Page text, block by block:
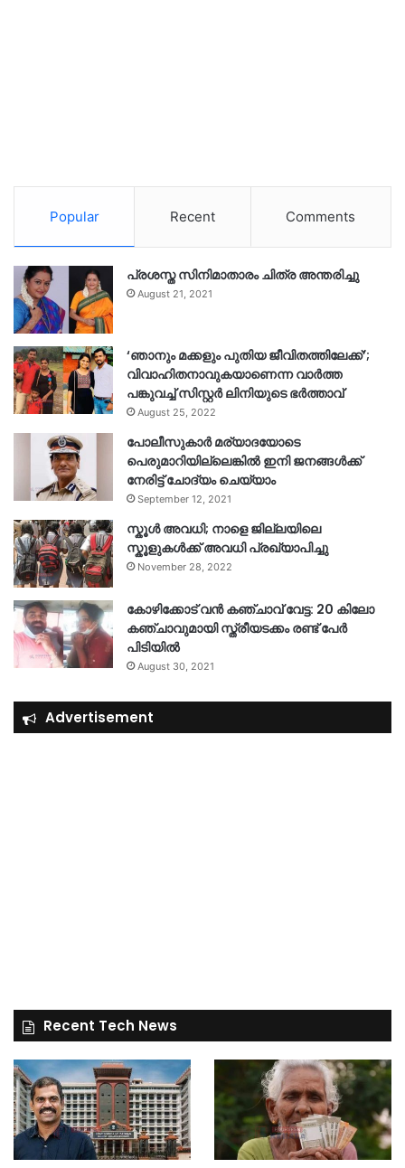
Popular Recent Comments
പ്രശസ്ത സിനിമാതാരം ചിത്ര അന്തരിച്ചു
August 21, 2021
‘ഞാനും മക്കളും പുതിയ ജീവിതത്തിലേക്ക്’;
വിവാഹിതനാവുകയാണെന്ന വാർത്ത
പങ്കുവച്ച് സിസ്റ്റർ ലിനിയുടെ ഭർത്താവ്
August 25, 2022
പോലീസുകാര്‍ മര്യാദയോടെ
പെരുമാറിയില്ലെങ്കില്‍ ഇനി ജനങ്ങള്‍ക്ക്
നേരിട്ട് ചോദ്യം ചെയ്യാം
September 12, 2021
സ്കൂൾ അവധി; നാളെ ജില്ലയിലെ
സ്കൂളുകൾക്ക് അവധി പ്രഖ്യാപിച്ചു
November 28, 2022
കോഴിക്കോട് വൻ കഞ്ചാവ് വേട്ട: 20 കിലോ
കഞ്ചാവുമായി സ്ത്രീയടക്കം രണ്ട് പേർ
പിടിയിൽ
August 30, 2021
Advertisement
Recent Tech News